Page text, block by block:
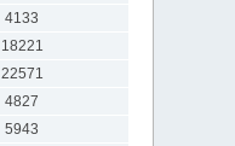
4133
18221
22571
4827
5943